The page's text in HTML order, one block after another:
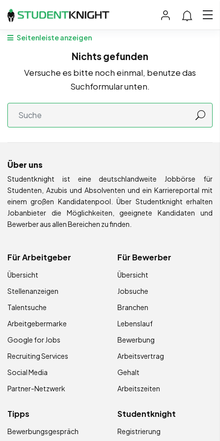
Seitenleiste anzeigen
Nichts gefunden
Versuche es bitte noch einmal, benutze das
Suchformular unten.
Über uns
Studentknight ist eine deutschlandweite Jobbörse für
Studenten, Azubis und Absolventen und ein Karriereportal mit
einem großen Kandidatenpool. Über Studentknight erhalten
Jobanbieter die Möglichkeiten, geeignete Kandidaten und
Bewerber aus allen Bereichen zu finden.
Für Arbeitgeber
Übersicht
Stellenanzeigen
Talentsuche
Arbeitgebermarke
Google for Jobs
Recruiting Services
Social Media
Partner-Netzwerk
Für Bewerber
Übersicht
Jobsuche
Branchen
Lebenslauf
Bewerbung
Arbeitsvertrag
Gehalt
Arbeitszeiten
Tipps
Bewerbungsgespräch
Studentknight
Registrierung